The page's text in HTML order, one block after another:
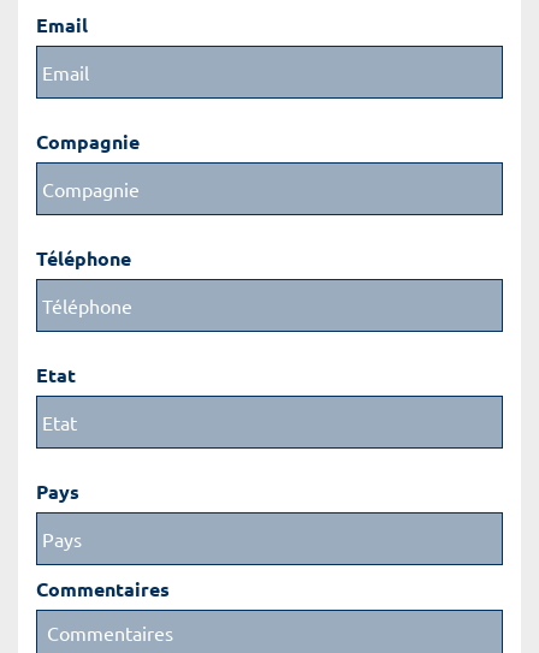
Email
Compagnie
Téléphone
Etat
Pays
Commentaires